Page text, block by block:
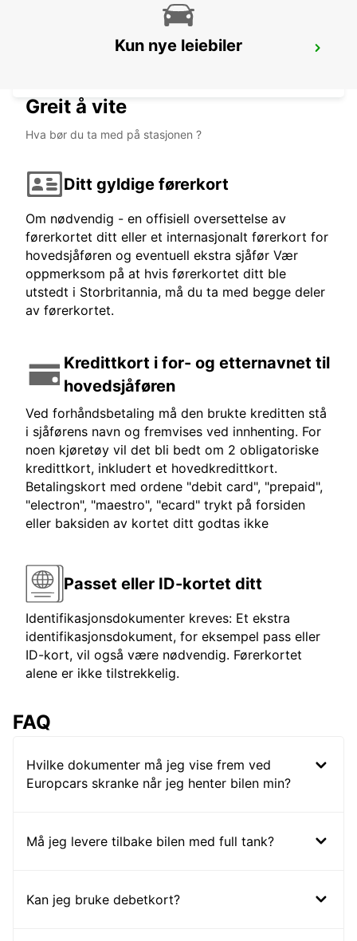
THONON-LES-BAINSKun nye leiebiler
Greit å vite
Hva bør du ta med på stasjonen ?
Ditt gyldige førerkort
Om nødvendig - en offisiell oversettelse av
førerkortet ditt eller et internasjonalt førerkort for
hovedsjåføren og eventuell ekstra sjåfør Vær
oppmerksom på at hvis førerkortet ditt ble
utstedt i Storbritannia, må du ta med begge deler
av førerkortet.
Kredittkort i for- og etternavnet til
hovedsjåføren
Ved forhåndsbetaling må den brukte kreditten stå
i sjåførens navn og fremvises ved innhenting. For
noen kjøretøy vil det bli bedt om 2 obligatoriske
kredittkort, inkludert et hovedkredittkort.
Betalingskort med ordene "debit card", "prepaid",
"electron", "maestro", "ecard" trykt på forsiden
eller baksiden av kortet ditt godtas ikke
Passet eller ID-kortet ditt
Identifikasjonsdokumenter kreves: Et ekstra
identifikasjonsdokument, for eksempel pass eller
ID-kort, vil også være nødvendig. Førerkortet
alene er ikke tilstrekkelig.
FAQ
Hvilke dokumenter må jeg vise frem ved
Europcars skranke når jeg henter bilen min?
Må jeg levere tilbake bilen med full tank?
Kan jeg bruke debetkort?